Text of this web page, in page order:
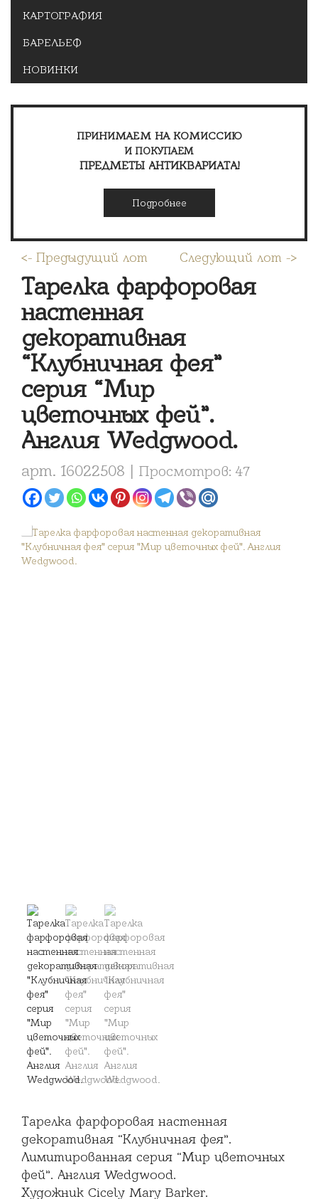
КАРТОГРАФИЯ
БАРЕЛЬЕФ
НОВИНКИ
ПРИНИМАЕМ НА КОМИССИЮ
И ПОКУПАЕМ
ПРЕДМЕТЫ АНТИКВАРИАТА!
Подробнее
<- Предыдущий лот Следующий лот ->
Тарелка фарфоровая
настенная
декоративная
“Клубничная фея”
серия “Мир
цветочных фей”.
Англия Wedgwood.
арт. 16022508 | Просмотров: 47
Тарелка фарфоровая настенная
декоративная “Клубничная фея”.
Лимитированная серия “Мир цветочных
фей”. Англия Wedgwood.
Художник Cicely Mary Barker.